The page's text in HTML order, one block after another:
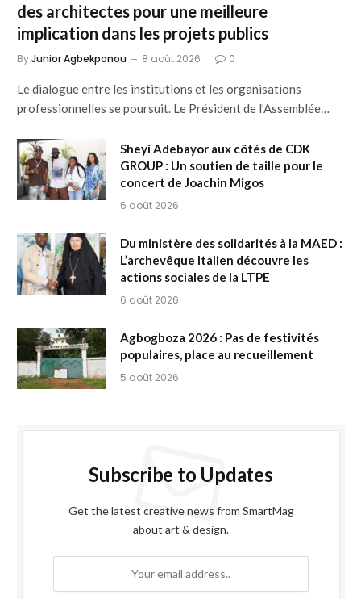
des architectes pour une meilleure
implication dans les projets publics
ByJunior Agbekponou 8 août 2026 0
Le dialogue entre les institutions et les organisations
professionnelles se poursuit. Le Président de l’Assemblée…
Sheyi Adebayor aux côtés de CDK
GROUP : Un soutien de taille pour le
concert de Joachin Migos
6 août 2026
Du ministère des solidarités à la MAED :
L’archevêque Italien découvre les
actions sociales de la LTPE
6 août 2026
Agbogboza 2026 : Pas de festivités
populaires, place au recueillement
5 août 2026
Subscribe to Updates
Get the latest creative news from SmartMag
about art & design.